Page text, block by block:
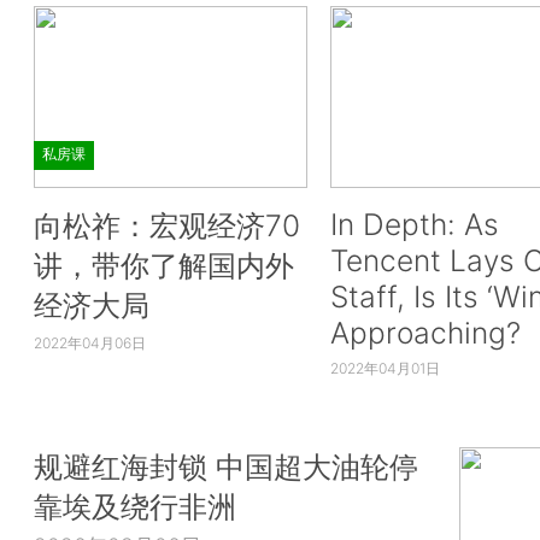
私房课
向松祚：宏观经济70
讲，带你了解国内外
经济大局
2022年04月06日
In Depth: As
Tencent Lays
Staff, Is Its
Approaching?
2022年04月01日
规避红海封锁 中国超大油轮停
靠埃及绕行非洲